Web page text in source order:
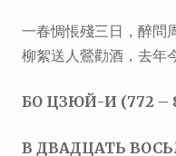
一春惆悵殘三日，醉問
柳絮送人鶯勸酒，去年
БО ЦЗЮЙ-И (772 –
В ДВАДЦАТЬ